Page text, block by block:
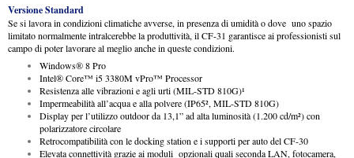
Versione Standard
Se si lavora in condizioni climatiche avverse, in presenza di umidità o dove uno spazio
limitato normalmente intralcerebbe la produttività, il CF-31 garantisce ai professionisti sul
campo di poter lavorare al meglio anche in queste condizioni.
Windows®8 Pro
Intel®Core™ i5 3380M vPro™ Processor
Resistenza alle vibrazioni e agli urti (MIL-STD 810G)¹
Impermeabilità all’acqua e alla polvere (IP65², MIL-STD 810G)
Display per l’utilizzo outdoor da 13,1” ad alta luminosità (1.200 cd/m²) con
polarizzatore circolare
Retrocompatibilità con le docking station e i supporti per auto del CF-30
Elevata connettività grazie ai moduli opzionali quali seconda LAN, fotocamera,